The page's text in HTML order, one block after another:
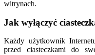
witrynach.
Jak wyłączyć
Każdy użytkownik
przed ciasteczkami do